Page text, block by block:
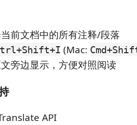
前文档中的所有注释/段落
(Mac:
旁边显示，方便对照阅读
API